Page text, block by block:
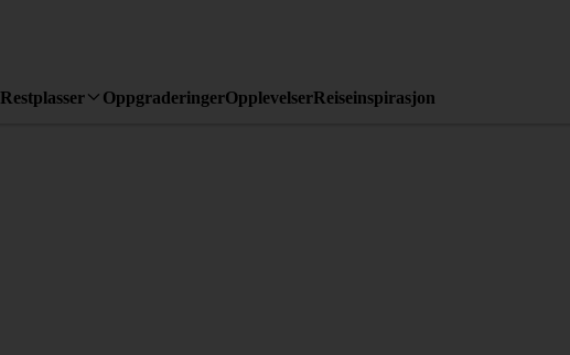
Restplasser OppgraderingerOpplevelserReiseinspirasjon